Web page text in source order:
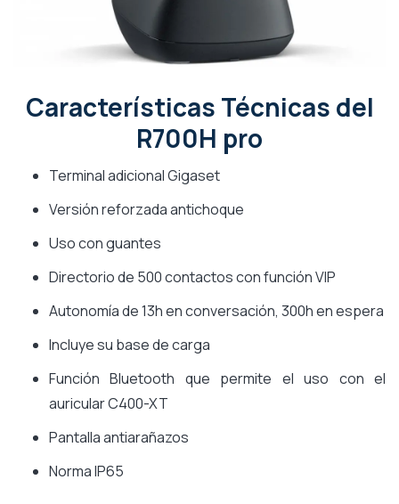
Características Técnicas del
R700H pro
Terminal adicional Gigaset
Versión reforzada antichoque
Uso con guantes
Directorio de 500 contactos con función VIP
Autonomía de 13h en conversación, 300h en espera
Incluye su base de carga
Función Bluetooth que permite el uso con el
auricular C400-XT
Pantalla antiarañazos
Norma IP65